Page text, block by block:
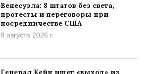
Венесуэла: 8 штатов без света,
протесты и переговоры при
посредничестве США
8 августа 2026 г.
Генерал Кейн ищет «выход» из